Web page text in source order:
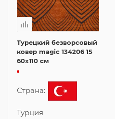
Турецкий безворсовый
ковер magic 134206 15
60x110 см
Страна:
Турция